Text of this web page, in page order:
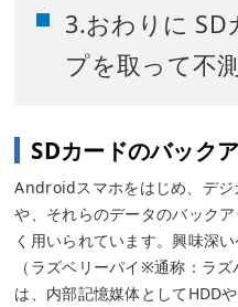
3.おわりに SD
プを取って不
SDカードのバック
Androidスマホをはじめ、デジ
や、それらのデータのバック
く用いられています。興味深
（ラズベリーパイ※通称：ラ
は、内部記憶媒体としてHDD